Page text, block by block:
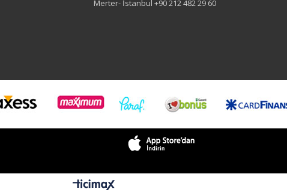
Ekru
Merter- İstanbul +90 212 482 29 60